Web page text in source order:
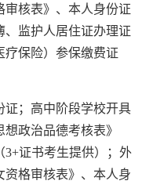
审核表》、本人身份证
监护人居住证办理证
保险） 参保缴费证
； 高中阶段学校开具
想政治品德考核表》
3+证书考生提供）；外
资格审核表》、本人身